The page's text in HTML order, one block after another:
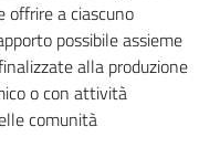
offrire a ciascuno
possibile assieme
alla produzione
o con attività
comunità